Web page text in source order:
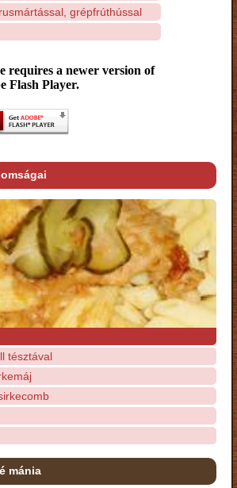
grépfrúthússal
requires a newer version of
Flash Player.
tésztával
mánia